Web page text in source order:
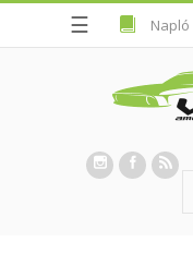
☰ Napló